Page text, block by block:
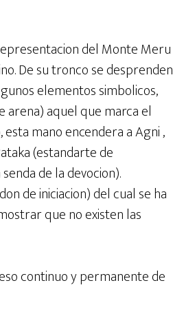
del Monte Meru
De su tronco se desprenden
elementos simbolicos,
arena) aquel que marca el
mano encendera a Agni ,
(estandarte de
de la devocion).
de iniciacion) del cual se ha
que no existen las
continuo y permanente de